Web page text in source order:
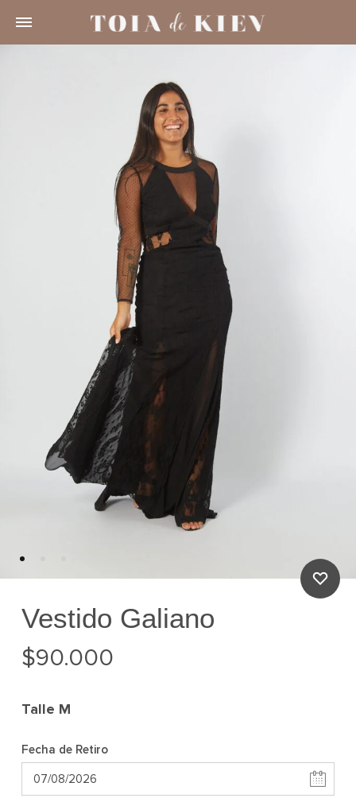
Vestido Galiano
$90.000
Talle M
Fecha de Retiro